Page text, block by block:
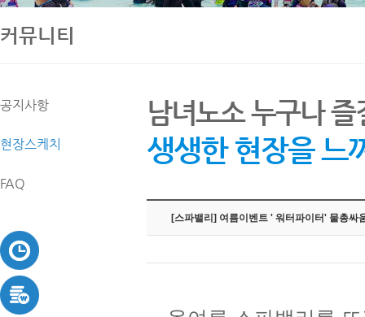
커뮤니티
공지사항
현장스케치
FAQ
남녀노소 누구나
생생한 현장을 느
[스파밸리] 여름이벤트 ' 워터파이터' 물총싸